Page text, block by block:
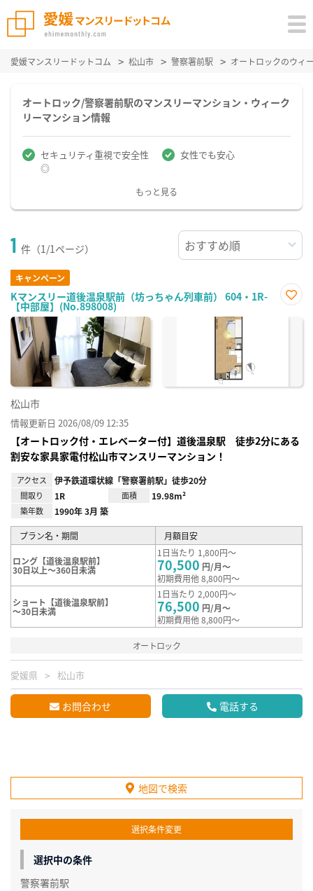
愛媛マンスリードットコム 松山市 警察署前駅 オートロックのウィ
オートロック/警察署前駅のマンスリーマンション・ウィーク
リーマンション情報
セキュリティ重視で安全性
◎
女性でも安心
もっと見る
1 件（1/1ページ）
キャンペーン
Kマンスリー道後温泉駅前（坊っちゃん列車前） 604・1R-
【中部屋】(No.898008)
に入
松山市
情報更新日 2026/08/09 12:35
【オートロック付・エレベーター付】道後温泉駅 徒歩2分にある
割安な家具家電付松山市マンスリーマンション！
アクセス 伊予鉄道環状線「警察署前駅」徒歩20分
間取り 1R 面積 19.98m²
築年数 1990年 3月 築
プラン名・期間 月額目安
ロング【道後温泉駅前】
30日以上～360日未満
1日当たり 1,800円～
70,500 円/月～
初期費用他 8,800円～
ショート【道後温泉駅前】
～30日未満
1日当たり 2,000円～
76,500 円/月～
初期費用他 8,800円～
オートロック
愛媛県 松山市
お問合わせ 電話する
地図で検索
選択条件変更
選択中の条件
警察署前駅